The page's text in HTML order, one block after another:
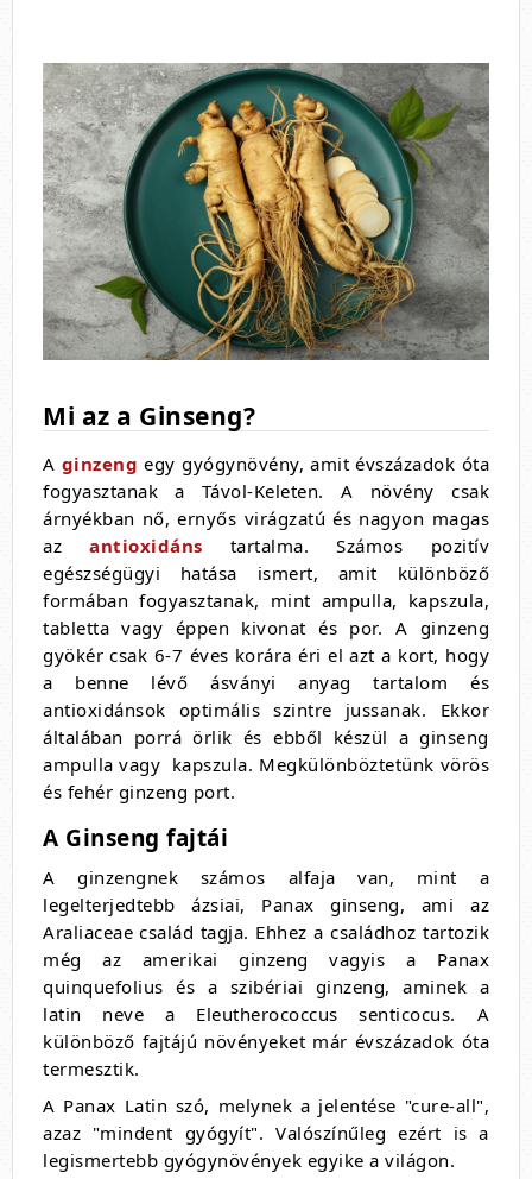
Mi az a Ginseng?
A ginzeng egy gyógynövény, amit évszázadok óta
fogyasztanak a Távol-Keleten. A növény csak
árnyékban nő, ernyős virágzatú és nagyon magas
azantioxidáns tartalma. Számos pozitív
egészségügyi hatása ismert, amit különböző
formában fogyasztanak, mint ampulla, kapszula,
tabletta vagy éppen kivonat és por. A ginzeng
gyökér csak 6-7 éves korára éri el azt a kort, hogy
a benne lévő ásványi anyag tartalom és
antioxidánsok optimális szintre jussanak. Ekkor
általában porrá örlik és ebből készül a ginseng
ampulla vagy kapszula. Megkülönböztetünk vörös
és fehér ginzeng port.
A Ginseng fajtái
A ginzengnek számos alfaja van, mint a
legelterjedtebb ázsiai, Panax ginseng, ami az
Araliaceae család tagja. Ehhez a családhoz tartozik
még az amerikai ginzeng vagyis a Panax
quinquefolius és a szibériai ginzeng, aminek a
latin neve a Eleutherococcus senticocus. A
különböző fajtájú növényeket már évszázadok óta
termesztik.
A Panax Latin szó, melynek a jelentése "cure-all",
azaz "mindent gyógyít". Valószínűleg ezért is a
legismertebb gyógynövények egyike a világon.